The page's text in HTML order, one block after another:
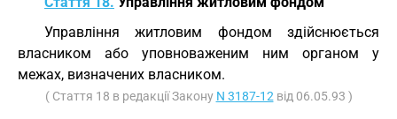
Управління житловим фондом здійснюється
власником або уповноваженим ним органом у
межах, визначених власником.
( Стаття 18 в редакції Закону N 3187-12 від 06.05.93 )